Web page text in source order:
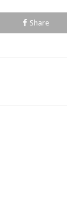
Share